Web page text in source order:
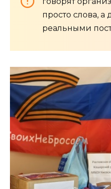
просто слова,
реальными